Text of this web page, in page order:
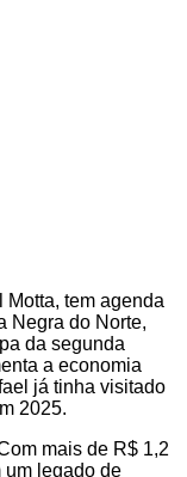
tem agenda
Negra do Norte,
da segunda
a economia
já tinha visitado
2025.
mais de R$ 1,2
um legado de